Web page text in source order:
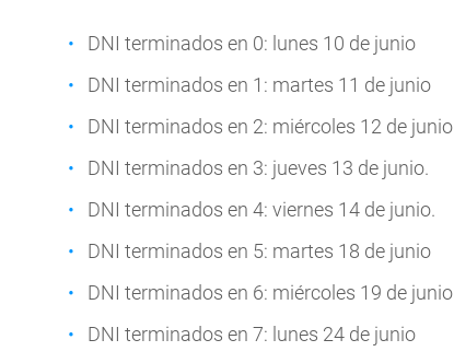
DNI terminados en 0: lunes 10 de junio
DNI terminados en 1: martes 11 de junio
DNI terminados en 2: miércoles 12 de junio
DNI terminados en 3: jueves 13 de junio.
DNI terminados en 4: viernes 14 de junio.
DNI terminados en 5: martes 18 de junio
DNI terminados en 6: miércoles 19 de junio
DNI terminados en 7: lunes 24 de junio